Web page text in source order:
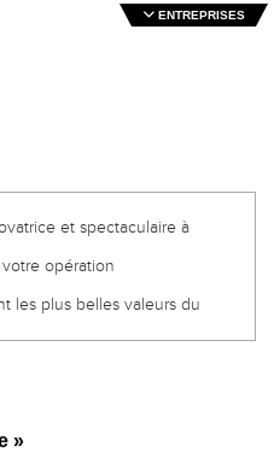
ENTREPRISES
et spectaculaire à
votre opération
les plus belles valeurs du
»